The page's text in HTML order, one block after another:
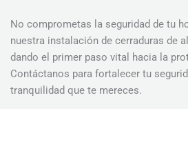
No comprometas la seguridad de tu
nuestra instalación de cerraduras de
dando el primer paso vital hacia la
Contáctanos para fortalecer tu
tranquilidad que te mereces.